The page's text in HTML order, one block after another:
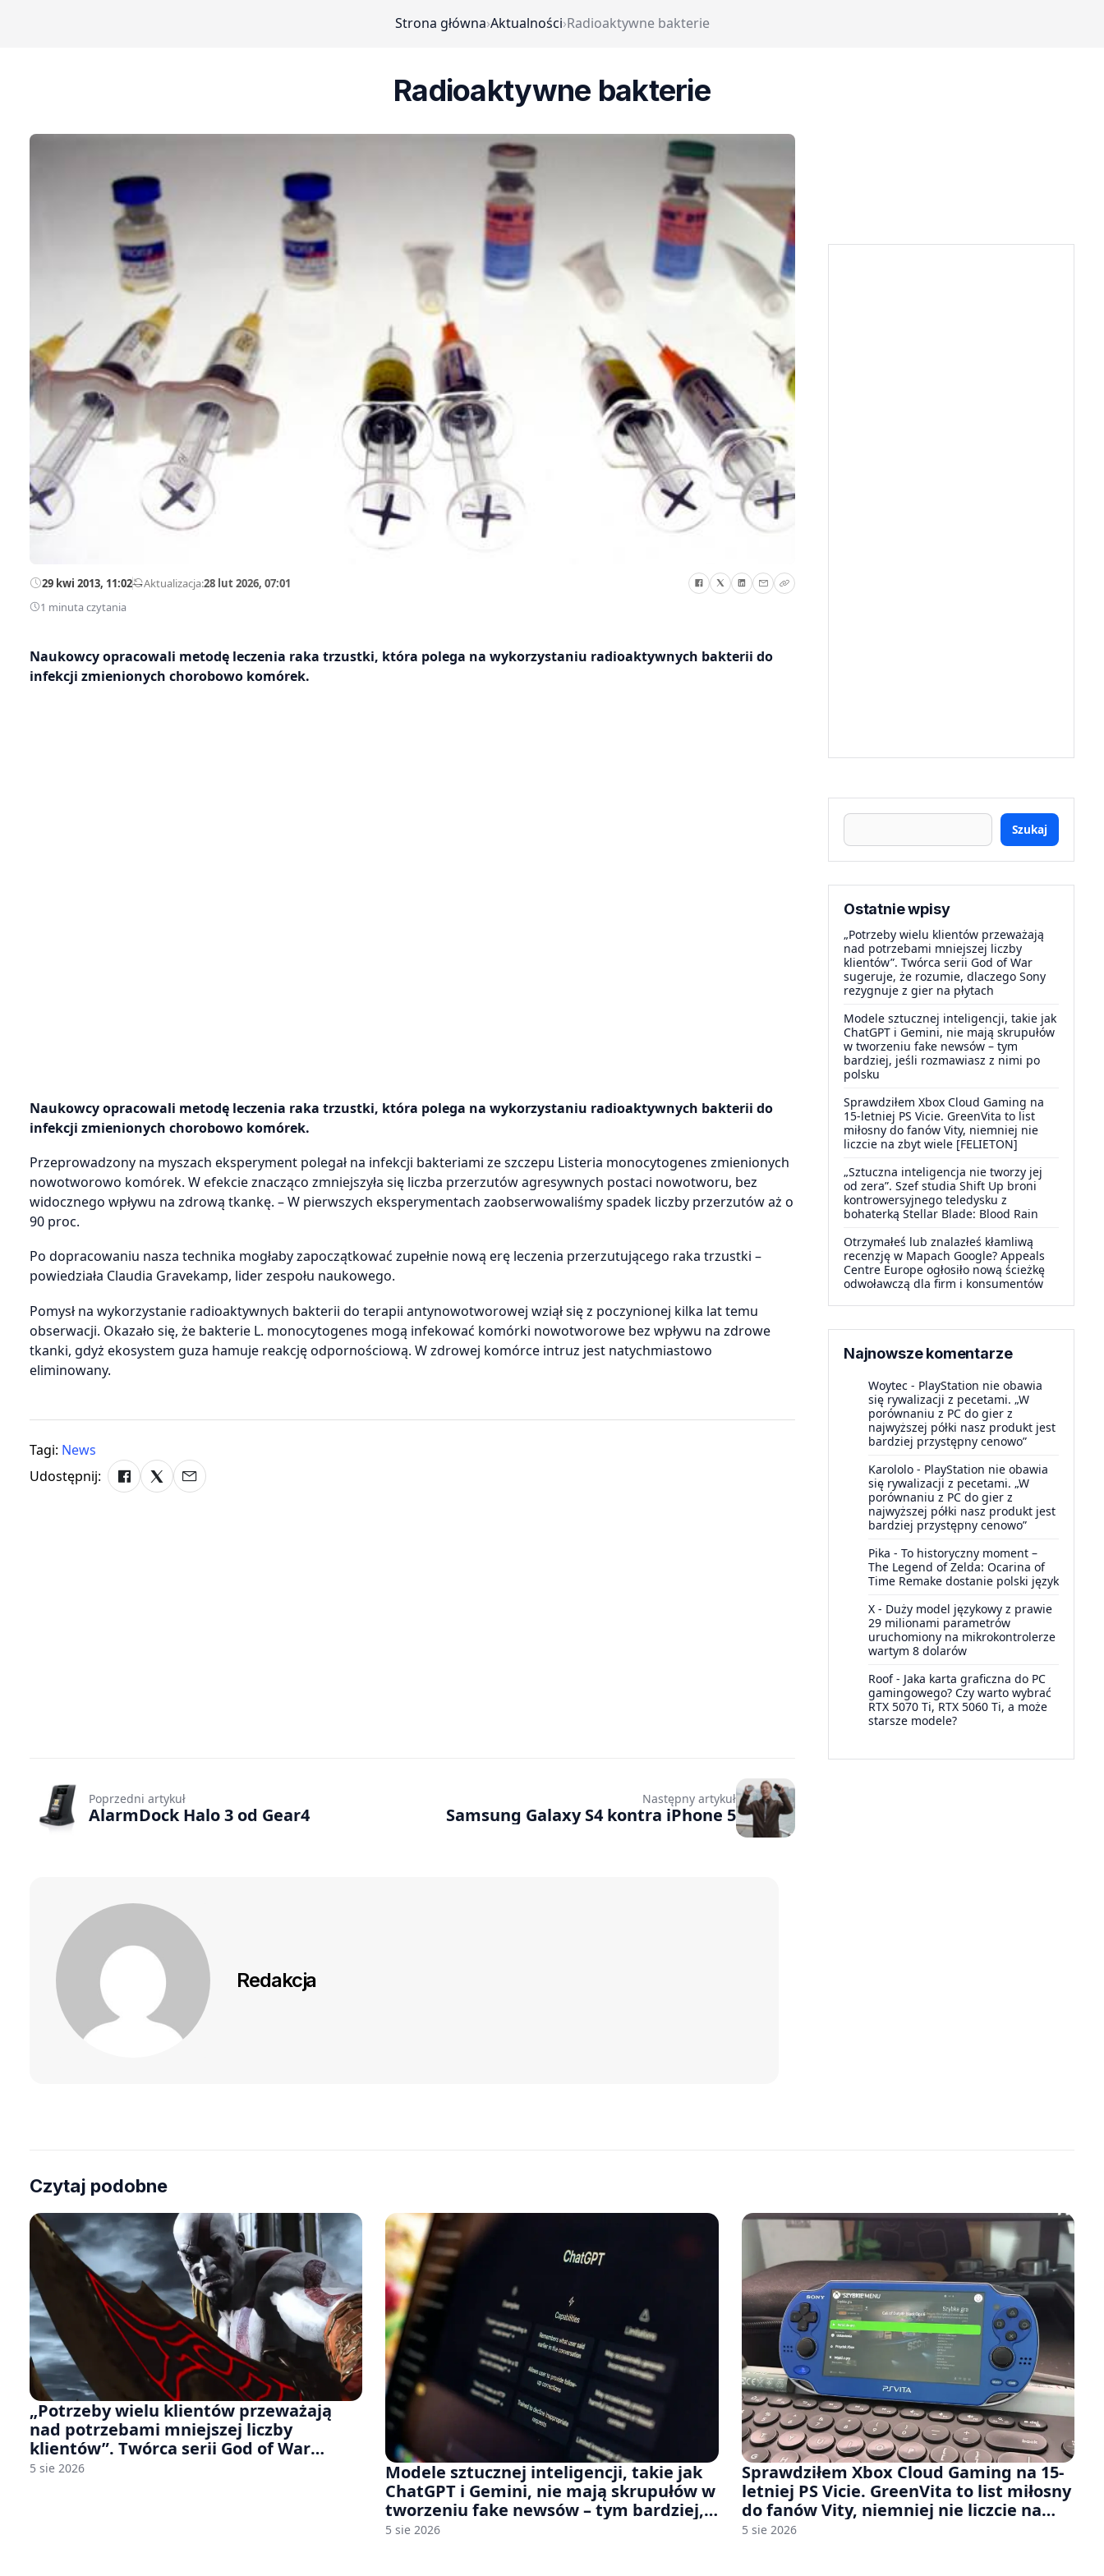
Strona główna›Aktualności›Radioaktywne bakterie
Radioaktywne bakterie
29 kwi 2013, 11:02—Aktualizacja:28 lut 2026, 07:01
1 minuta czytania
Naukowcy opracowali metodę leczenia raka trzustki, która polega na wykorzystaniu radioaktywnych bakterii do
infekcji zmienionych chorobowo komórek.
Naukowcy opracowali metodę leczenia raka trzustki, która polega na wykorzystaniu radioaktywnych bakterii do
infekcji zmienionych chorobowo komórek.
Przeprowadzony na myszach eksperyment polegał na infekcji bakteriami ze szczepu Listeria monocytogenes zmienionych
nowotworowo komórek. W efekcie znacząco zmniejszyła się liczba przerzutów agresywnych postaci nowotworu, bez
widocznego wpływu na zdrową tkankę. – W pierwszych eksperymentach zaobserwowaliśmy spadek liczby przerzutów aż o
90 proc.
Po dopracowaniu nasza technika mogłaby zapoczątkować zupełnie nową erę leczenia przerzutującego raka trzustki –
powiedziała Claudia Gravekamp, lider zespołu naukowego.
Pomysł na wykorzystanie radioaktywnych bakterii do terapii antynowotworowej wziął się z poczynionej kilka lat temu
obserwacji. Okazało się, że bakterie L. monocytogenes mogą infekować komórki nowotworowe bez wpływu na zdrowe
tkanki, gdyż ekosystem guza hamuje reakcję odpornościową. W zdrowej komórce intruz jest natychmiastowo
eliminowany.
Tagi: News
Udostępnij:
Szukaj
Ostatnie wpisy
„Potrzeby wielu klientów przeważają
nad potrzebami mniejszej liczby
klientów”. Twórca serii God of War
sugeruje, że rozumie, dlaczego Sony
rezygnuje z gier na płytach
Modele sztucznej inteligencji, takie jak
ChatGPT i Gemini, nie mają skrupułów
w tworzeniu fake newsów – tym
bardziej, jeśli rozmawiasz z nimi po
polsku
Sprawdziłem Xbox Cloud Gaming na
15-letniej PS Vicie. GreenVita to list
miłosny do fanów Vity, niemniej nie
liczcie na zbyt wiele [FELIETON]
„Sztuczna inteligencja nie tworzy jej
od zera”. Szef studia Shift Up broni
kontrowersyjnego teledysku z
bohaterką Stellar Blade: Blood Rain
Otrzymałeś lub znalazłeś kłamliwą
recenzję w Mapach Google? Appeals
Centre Europe ogłosiło nową ścieżkę
odwoławczą dla firm i konsumentów
Najnowsze komentarze
Woytec - PlayStation nie obawia
się rywalizacji z pecetami. „W
porównaniu z PC do gier z
najwyższej półki nasz produkt jest
bardziej przystępny cenowo”
Karololo - PlayStation nie obawia
się rywalizacji z pecetami. „W
porównaniu z PC do gier z
najwyższej półki nasz produkt jest
bardziej przystępny cenowo”
Pika - To historyczny moment –
The Legend of Zelda: Ocarina of
Time Remake dostanie polski język
X - Duży model językowy z prawie
29 milionami parametrów
uruchomiony na mikrokontrolerze
wartym 8 dolarów
Roof- Jaka karta graficzna do PC
gamingowego? Czy warto wybrać
RTX 5070 Ti, RTX 5060 Ti, a może
starsze modele?
Poprzedni artykuł
AlarmDock Halo 3 od Gear4
Następny artykuł
Samsung Galaxy S4 kontra iPhone 5
Redakcja
Czytaj podobne
„Potrzeby wielu klientów przeważają
nad potrzebami mniejszej liczby
klientów”. Twórca serii God of War
sugeruje, że rozumie, dlaczego Sony
5 sie 2026
Modele sztucznej inteligencji, takie jak
ChatGPT i Gemini, nie mają skrupułów w
tworzeniu fake newsów – tym bardziej,
jeśli rozmawiasz z nimi po polsku
5 sie 2026
Sprawdziłem Xbox Cloud Gaming na 15-
letniej PS Vicie. GreenVita to list miłosny
do fanów Vity, niemniej nie liczcie na
zbyt wiele [FELIETON]
5 sie 2026